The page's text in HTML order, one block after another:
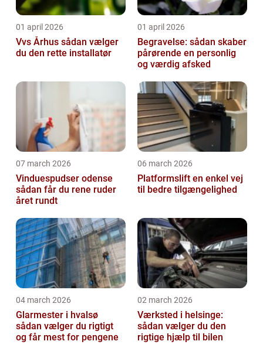
01 april 2026
Vvs Århus sådan vælger
du den rette installatør
01 april 2026
Begravelse: sådan skaber
pårørende en personlig
og værdig afsked
07 march 2026
Vinduespudser odense
sådan får du rene ruder
året rundt
06 march 2026
Platformslift en enkel vej
til bedre tilgængelighed
04 march 2026
Glarmester i hvalsø
sådan vælger du rigtigt
og får mest for pengene
02 march 2026
Værksted i helsinge:
sådan vælger du den
rigtige hjælp til bilen